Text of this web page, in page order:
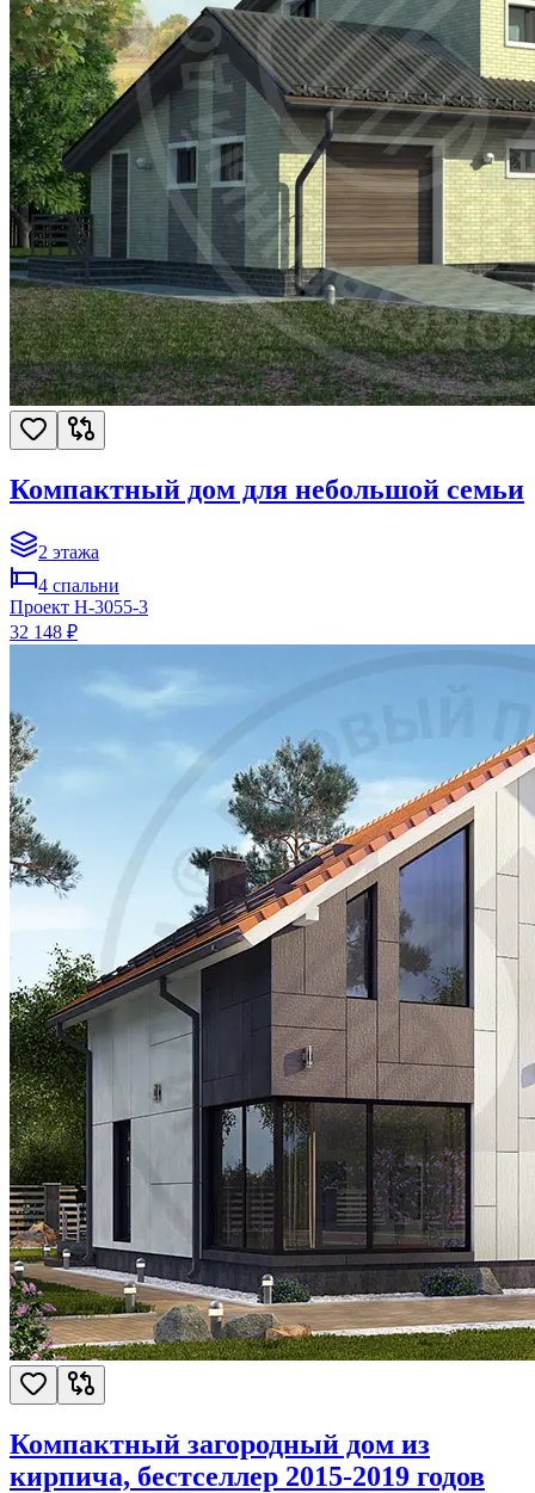
Компактный дом для небольшой семьи
2 этажа
4 спальни
Проект H-3055-3
32 148 ₽
Компактный загородный дом из
кирпича, бестселлер 2015-2019 годов